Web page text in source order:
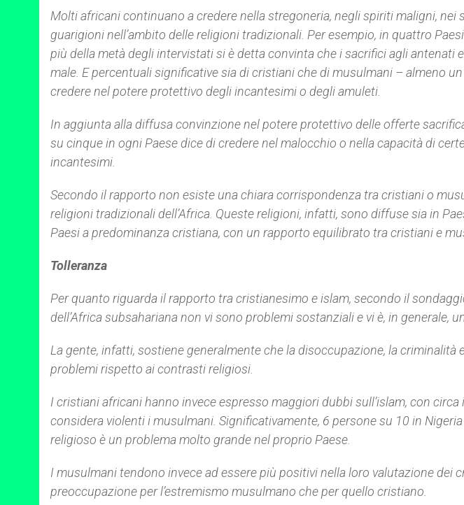
Molti africani continuano a credere nella stregoneria, negli spiriti maligni, nei
guarigioni nell’ambito delle religioni tradizionali. Per esempio, in quattro
più della metà degli intervistati si è detta convinta che i sacrifici agli antenati
male. E percentuali significative sia di cristiani che di musulmani – almeno
credere nel potere protettivo degli incantesimi o degli amuleti.
In aggiunta alla diffusa convinzione nel potere protettivo delle offerte
su cinque in ogni Paese dice di credere nel malocchio o nella capacità di
incantesimi.
Secondo il rapporto non esiste una chiara corrispondenza tra cristiani o
religioni tradizionali dell’Africa. Queste religioni, infatti, sono diffuse sia in
Paesi a predominanza cristiana, con un rapporto equilibrato tra cristiani e
Tolleranza
Per quanto riguarda il rapporto tra cristianesimo e islam, secondo il
dell’Africa subsahariana non vi sono problemi sostanziali e vi è, in generale,
La gente, infatti, sostiene generalmente che la disoccupazione, la criminalità
problemi rispetto ai contrasti religiosi.
I cristiani africani hanno invece espresso maggiori dubbi sull’islam, con circa
considera violenti i musulmani. Significativamente, 6 persone su 10 in
religioso è un problema molto grande nel proprio Paese.
I musulmani tendono invece ad essere più positivi nella loro valutazione dei
preoccupazione per l’estremismo musulmano che per quello cristiano.